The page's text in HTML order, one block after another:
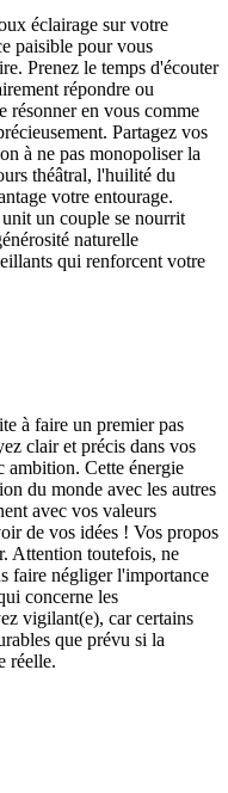
éclairage sur votre
paisible pour vous
Prenez le temps d'écouter
répondre ou
résonner en vous comme
Partagez vos
à ne pas monopoliser la
théâtral, l'huilité du
votre entourage.
un couple se nourrit
naturelle
qui renforcent votre
à faire un premier pas
clair et précis dans vos
ambition. Cette énergie
du monde avec les autres
avec vos valeurs
de vos idées ! Vos propos
Attention toutefois, ne
faire négliger l'importance
concerne les
vigilant(e), car certains
que prévu si la
réelle.